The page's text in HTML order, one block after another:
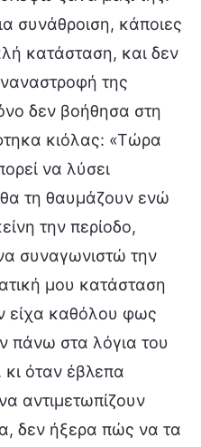
συνάθροιση, κάποιες
κατάσταση, και δεν
της
δεν βοήθησα στη
κιόλας: «Τώρα
να λύσει
τη θαυμάζουν ενώ
την περίοδο,
συναγωνιστώ την
μου κατάσταση
είχα καθόλου φως
πάνω στα λόγια του
κι όταν έβλεπα
αντιμετωπίζουν
δεν ήξερα πώς να τα